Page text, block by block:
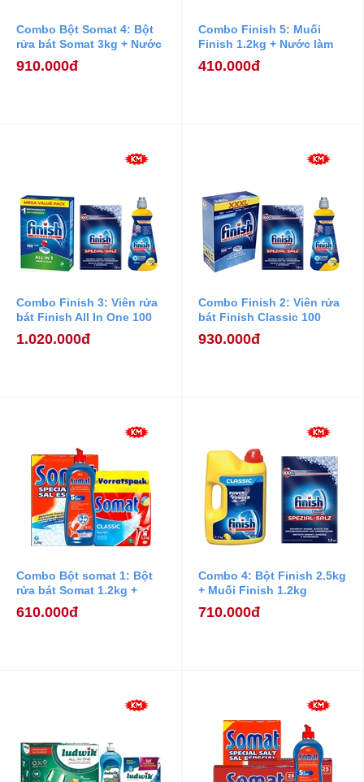
Combo Bột Somat 4: Bột
rửa bát Somat 3kg + Nước
Làm Bóng Somat 750ml +
Muối Rửa Bát Somat 1,2
910.000đ
Combo Finish 5: Muối
Finish 1.2kg + Nước làm
bóng Finish 400ml
410.000đ
Combo Finish 3: Viên rửa
bát Finish All In One 100
viên + Muối Finish 1.2kg +
Nước làm bóng Finish
1.020.000đ
Combo Finish 2: Viên rửa
bát Finish Classic 100
viên + Muối Finish 1.2kg +
Nước làm bóng Finish
930.000đ
Combo Bột somat 1: Bột
rửa bát Somat 1.2kg +
Nước Làm Bóng Somat
750ml + Muối Rửa Bát
610.000đ
Combo 4: Bột Finish 2.5kg
+ Muối Finish 1.2kg
710.000đ